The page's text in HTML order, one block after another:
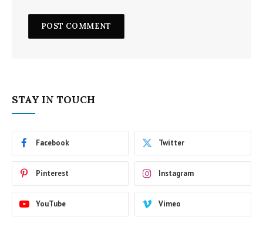
STAY IN TOUCH
Facebook Twitter
Pinterest Instagram
YouTube Vimeo